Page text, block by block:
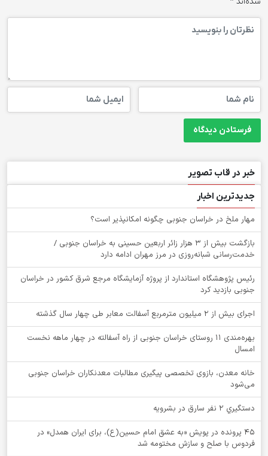
خبر در قاب تصویر
جدیدترین اخبار
‌مهار ملخ در خراسان جنوبی چگونه امکانپذیر است؟
بازگشت بیش از ۳ هزار زائر اربعین حسینی به خراسان جنوبی /
خدمت‌رسانی شبانه‌روزی در مرز مهران ادامه دارد
رئیس پژوهشگاه استاندارد از پروژه آزمایشگاه مرجع شرق کشور در خراسان
جنوبی بازدید کرد
اجرای بیش از ۲ میلیون مترمربع آسفالت معابر طی چهار سال گذشته
بهره‌مندی ۱۱ روستای خراسان جنوبی از راه آسفالته در چهار ماهه نخست
امسال
خانه معدن، بازوی تخصصی پیگیری مطالبات معدنکاران خراسان جنوبی
می‌شود
دستگيري 2 نفر سارق در بشرويه
۴۵ پرونده در پویش «به عشق امام حسین(ع)، برای ایران همدل» در
فردوس با صلح و سازش مختومه شد